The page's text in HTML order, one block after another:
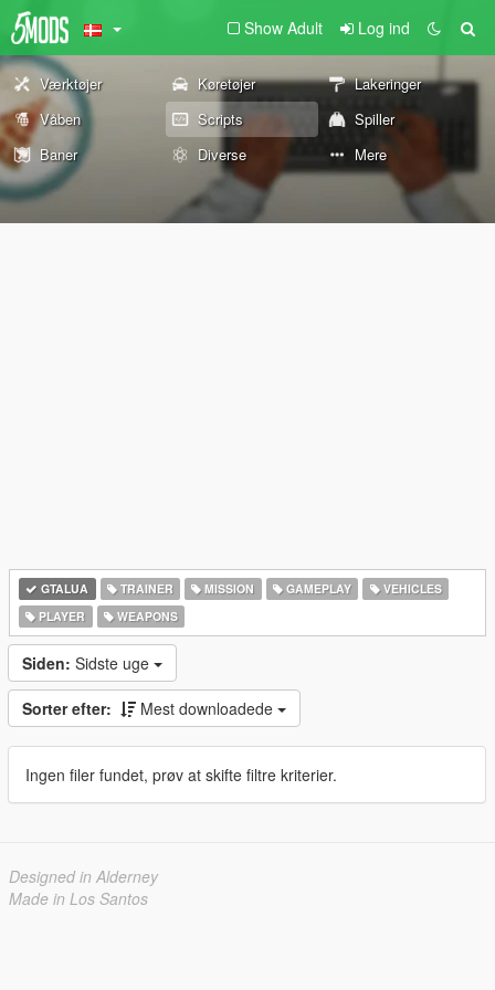
Show Adult Log ind
Værktøjer Køretøjer
Lakeringer
Våben
Scripts
Spiller
Baner
Diverse Mere
GTALUA TRAINER MISSION GAMEPLAY
VEHICLES
PLAYER
WEAPONS
Siden: Sidste uge
Sorter efter: Mest downloadede
Ingen filer fundet, prøv at skifte filtre kriterier.
Designed in Alderney
Made in Los Santos